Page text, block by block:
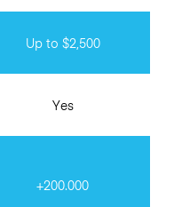
Up to $2,500
Yes
+200.000